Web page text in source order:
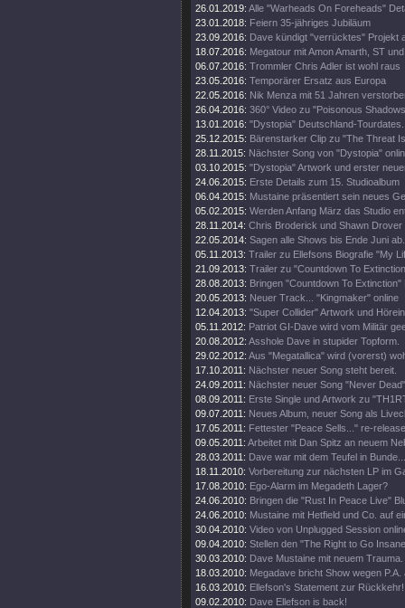
26.01.2019: Alle "Warheads On Foreheads"
23.01.2018: Feiern 35-jähriges Jubiläum
23.09.2016: Dave kündigt "verrücktes" Projekt
18.07.2016: Megatour mit Amon Amarth, ST
06.07.2016: Trommler Chris Adler ist wohl raus
23.05.2016: Temporärer Ersatz aus Europa
22.05.2016: Nik Menza mit 51 Jahren
26.04.2016: 360° Video zu "Poisonous
13.01.2016: "Dystopia" Deutschland-Tourdates.
25.12.2015: Bärenstarker Clip zu "The Threat
28.11.2015: Nächster Song von "Dystopia"
03.10.2015: "Dystopia" Artwork und erster
24.06.2015: Erste Details zum 15. Studioalbum
06.04.2015: Mustaine präsentiert sein neues
05.02.2015: Werden Anfang März das Studio
28.11.2014: Chris Broderick und Shawn
22.05.2014: Sagen alle Shows bis Ende Juni ab.
05.11.2013: Trailer zu Ellefsons Biografie "My
21.09.2013: Trailer zu "Countdown To
28.08.2013: Bringen "Countdown To Extinction"
20.05.2013: Neuer Track... "Kingmaker" online
12.04.2013: "Super Collider" Artwork und
05.11.2012: Patriot GI-Dave wird vom Militär
20.08.2012: Asshole Dave in stupider Topform.
29.02.2012: Aus "Megatallica" wird (vorerst)
17.10.2011: Nächster neuer Song steht bereit.
24.09.2011: Nächster neuer Song "Never
08.09.2011: Erste Single und Artwork zu
09.07.2011: Neues Album, neuer Song als
17.05.2011: Fettester "Peace Sells..." re-
09.05.2011: Arbeitet mit Dan Spitz an neuem
28.03.2011: Dave war mit dem Teufel in Bunde...
18.11.2010: Vorbereitung zur nächsten LP im
17.08.2010: Ego-Alarm im Megadeth Lager?
24.06.2010: Bringen die "Rust In Peace Live"
24.06.2010: Mustaine mit Hetfield und Co. auf
30.04.2010: Video von Unplugged Session
09.04.2010: Stellen den "The Right to Go
30.03.2010: Dave Mustaine mit neuem Trauma.
18.03.2010: Megadave bricht Show wegen P.A.
16.03.2010: Ellefson's Statement zur Rückkehr!
09.02.2010: Dave Ellefson is back!